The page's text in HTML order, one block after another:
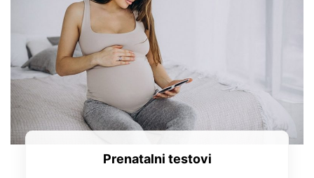
Prenatalni testovi